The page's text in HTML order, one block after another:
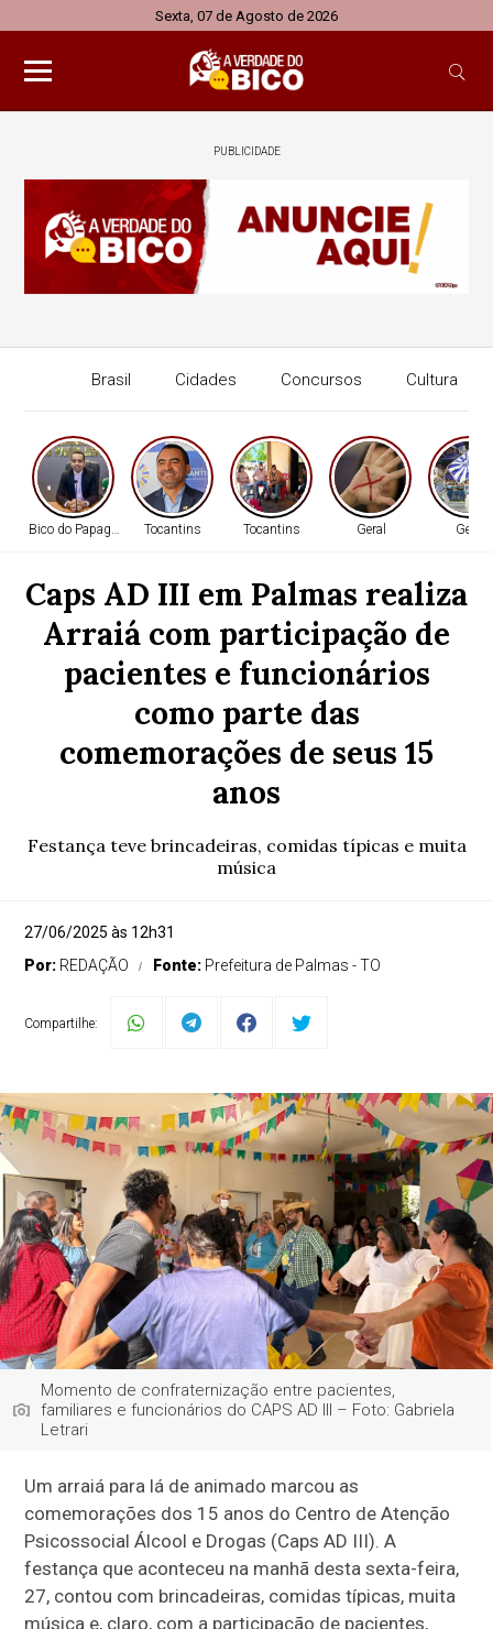
Sexta, 07 de Agosto de 2026
PUBLICIDADE
Brasil Cidades Concursos Cultura
Bico do Papagaio Tocantins Tocantins Geral Geral
Caps AD III em Palmas realiza
Arraiá com participação de
pacientes e funcionários
como parte das
comemorações de seus 15
anos
Festança teve brincadeiras, comidas típicas e muita
música
27/06/2025 às 12h31
Por: REDAÇÃO Fonte: Prefeitura de Palmas - TO
Compartilhe:
Momento de confraternização entre pacientes,
familiares e funcionários do CAPS AD III – Foto: Gabriela
Letrari
Um arraiá para lá de animado marcou as
comemorações dos 15 anos do Centro de Atenção
Psicossocial Álcool e Drogas (Caps AD III). A
festança que aconteceu na manhã desta sexta-feira,
27, contou com brincadeiras, comidas típicas, muita
música e, claro, com a participação de pacientes,